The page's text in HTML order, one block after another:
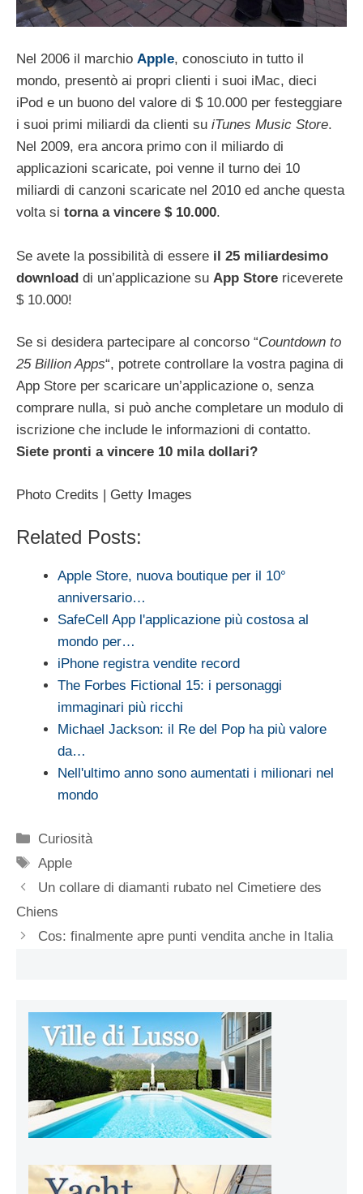
Nel 2006 il marchio Apple, conosciuto in tutto il
mondo, presentò ai propri clienti i suoi iMac, dieci
iPod e un buono del valore di $ 10.000 per festeggiare
i suoi primi miliardi da clienti su iTunes Music Store.
Nel 2009, era ancora primo con il miliardo di
applicazioni scaricate, poi venne il turno dei 10
miliardi di canzoni scaricate nel 2010 ed anche questa
volta si torna a vincere $ 10.000.
Se avete la possibilità di essere il 25 miliardesimo
download di un’applicazione su App Store riceverete
$ 10.000!
Se si desidera partecipare al concorso “Countdown to
25 Billion Apps“, potrete controllare la vostra pagina di
App Store per scaricare un’applicazione o, senza
comprare nulla, si può anche completare un modulo di
iscrizione che include le informazioni di contatto.
Siete pronti a vincere 10 mila dollari?
Photo Credits | Getty Images
Related Posts:
Apple Store, nuova boutique per il 10°
anniversario…
SafeCell App l'applicazione più costosa al
mondo per…
iPhone registra vendite record
The Forbes Fictional 15: i personaggi
immaginari più ricchi
Michael Jackson: il Re del Pop ha più valore
da…
Nell'ultimo anno sono aumentati i milionari nel
mondo
Categorie
Curiosità
Tag
Apple
Un collare di diamanti rubato nel Cimetiere des
Chiens
Cos: finalmente apre punti vendita anche in Italia